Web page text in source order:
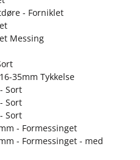
- Forniklet
Messing
35mm Tykkelse
Sort
Sort
Sort
- Formessinget
- Formessinget - med